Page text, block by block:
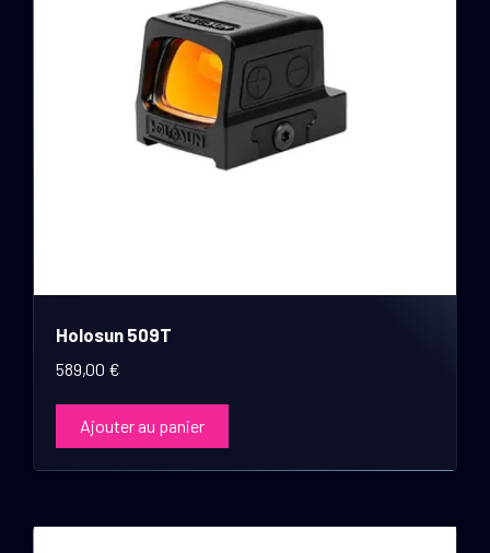
Holosun 509T
589,00 €
Ajouter au panier